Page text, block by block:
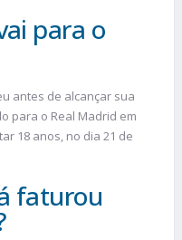
para o
antes de alcançar sua
para o Real Madrid em
18 anos, no dia 21 de
faturou